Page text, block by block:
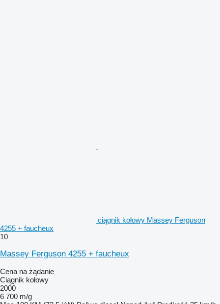
ciągnik kołowy Massey Ferguson
4255 + faucheux
10
Massey Ferguson 4255 + faucheux
Cena na żądanie
Ciągnik kołowy
2000
6 700 m/g